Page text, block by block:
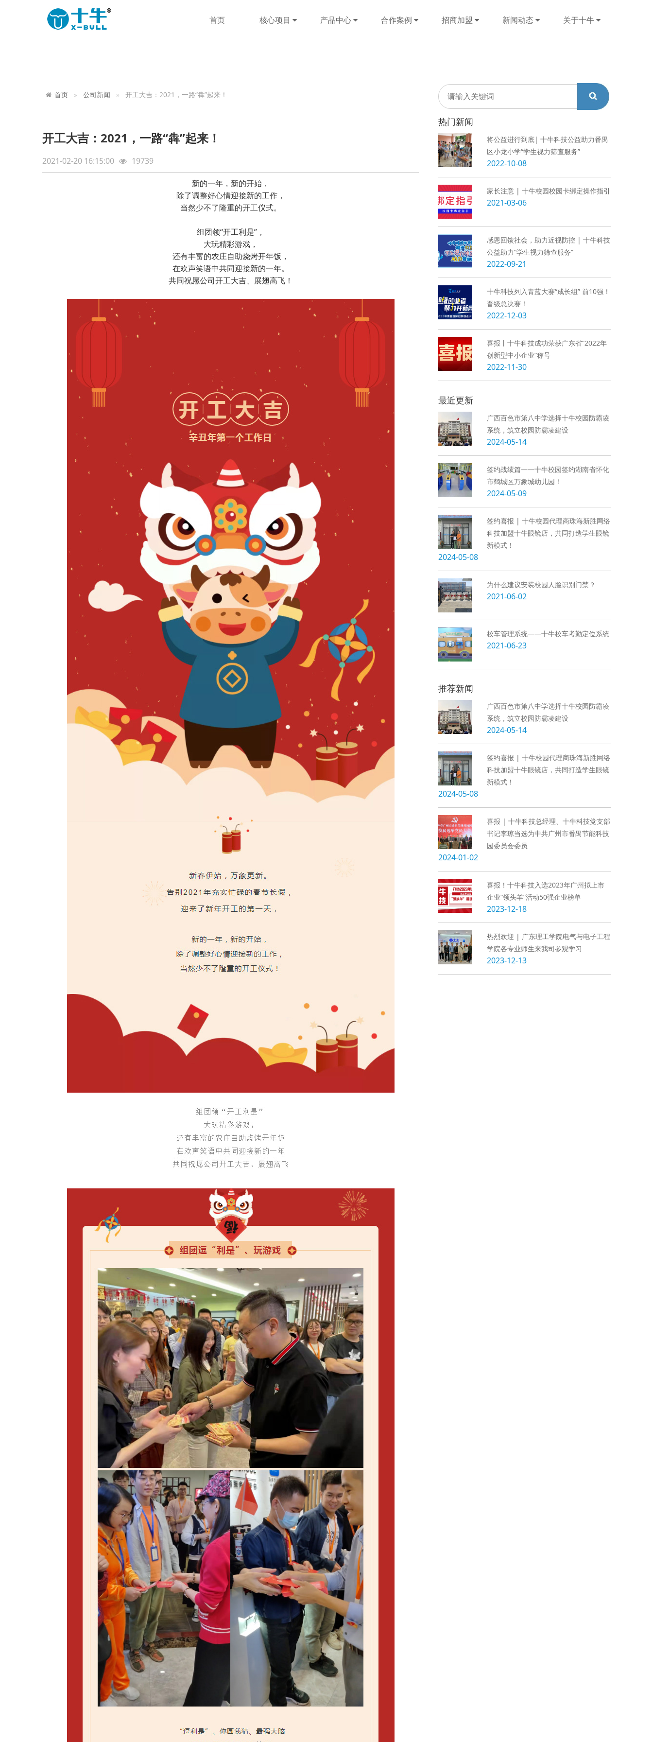
首页 核心项目 产品中心 合作案例 招商加盟 新闻动态 关于十牛
首页 公司新闻 开工大吉：2021，一路“犇”起来！
开工大吉：2021，一路“犇”起来！
2021-02-20 16:15:00 19739
新的一年，新的开始，
除了调整好心情迎接新的工作，
当然少不了隆重的开工仪式。
组团领“开工利是”，
大玩精彩游戏，
还有丰富的农庄自助烧烤开年饭，
在欢声笑语中共同迎接新的一年。
共同祝愿公司开工大吉、展翅高飞！
热门新闻
将公益进行到底| 十牛科技公益助力番禺
区小龙小学“学生视力筛查服务”
2022-10-08
家长注意 | 十牛校园校园卡绑定操作指引
2021-03-06
感恩回馈社会，助力近视防控 | 十牛科技
公益助力“学生视力筛查服务”
2022-09-21
十牛科技列入青蓝大赛“成长组” 前10强！
晋级总决赛！
2022-12-03
喜报丨十牛科技成功荣获广东省“2022年
创新型中小企业”称号
2022-11-30
最近更新
广西百色市第八中学选择十牛校园防霸凌
系统，筑立校园防霸凌建设
2024-05-14
签约战绩篇——十牛校园签约湖南省怀化
市鹤城区万象城幼儿园！
2024-05-09
签约喜报 | 十牛校园代理商珠海新胜网络
科技加盟十牛眼镜店，共同打造学生眼镜
新模式！
2024-05-08
为什么建议安装校园人脸识别门禁？
2021-06-02
校车管理系统——十牛校车考勤定位系统
2021-06-23
推荐新闻
广西百色市第八中学选择十牛校园防霸凌
系统，筑立校园防霸凌建设
2024-05-14
签约喜报 | 十牛校园代理商珠海新胜网络
科技加盟十牛眼镜店，共同打造学生眼镜
新模式！
2024-05-08
喜报 | 十牛科技总经理、十牛科技党支部
书记李琼当选为中共广州市番禺节能科技
园委员会委员
2024-01-02
喜报！十牛科技入选2023年广州拟上市
企业“领头羊”活动50强企业榜单
2023-12-18
热烈欢迎 | 广东理工学院电气与电子工程
学院各专业师生来我司参观学习
2023-12-13